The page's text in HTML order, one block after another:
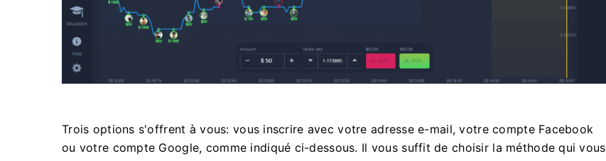
Trois options s'offrent à vous: vous inscrire avec votre adresse e-mail, votre compte Facebook
ou votre compte Google, comme indiqué ci-dessous. Il vous suffit de choisir la méthode qui vous